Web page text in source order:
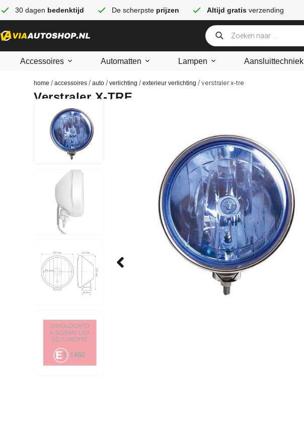
30 dagen bedenktijd De scherpste prijzen Altijd gratis verzending
Accessoires Automatten Lampen Aansluittechniek
home /accessoires /auto /verlichting /exterieur verlichting / verstraler x-tre
Verstraler X-TRE